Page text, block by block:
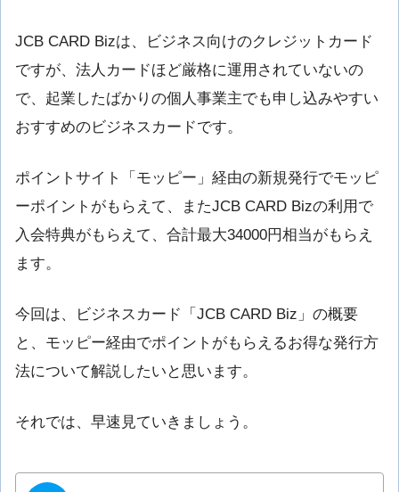
JCB CARD Bizは、ビジネス向けのクレジットカード
ですが、法人カードほど厳格に運用されていないの
で、起業したばかりの個人事業主でも申し込みやすい
おすすめのビジネスカードです。
ポイントサイト「モッピー」経由の新規発行でモッピ
ーポイントがもらえて、またJCB CARD Bizの利用で
入会特典がもらえて、合計最大34000円相当がもらえ
ます。
今回は、ビジネスカード「JCB CARD Biz」の概要
と、モッピー経由でポイントがもらえるお得な発行方
法について解説したいと思います。
それでは、早速見ていきましょう。